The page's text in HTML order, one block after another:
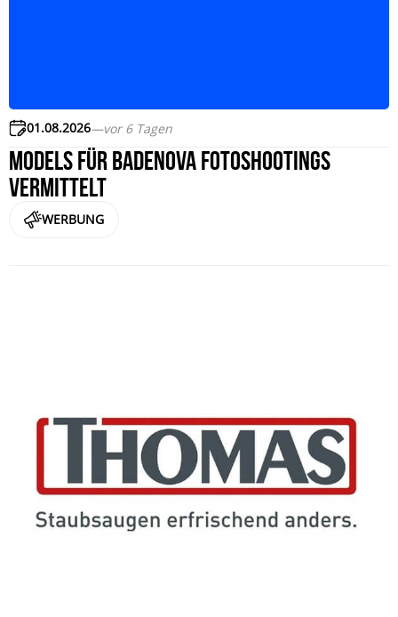
01.08.2026—vor 6 Tagen
Models für badenova Fotoshootings
vermittelt
WERBUNG